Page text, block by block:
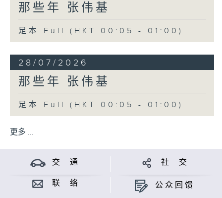
那些年 张伟基
足本 Full (HKT 00:05 - 01:00)
28/07/2026
那些年 张伟基
足本 Full (HKT 00:05 - 01:00)
更多 ...
交 通 社 交
联 络 公众回馈